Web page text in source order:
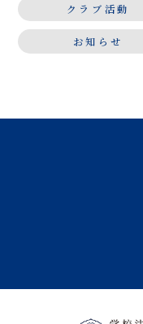
クラブ活動
お知らせ